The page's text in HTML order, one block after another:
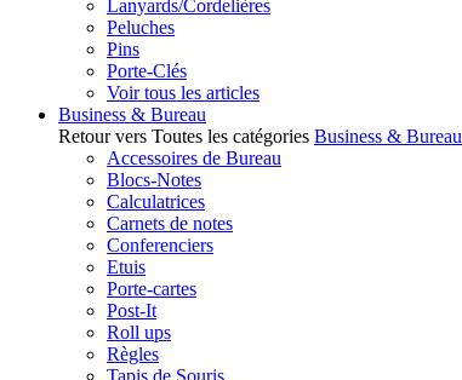
Lanyards/Cordelières
Peluches
Pins
Porte-Clés
Voir tous les articles
Business & Bureau
Retour vers Toutes les catégories Business & Bureau
Accessoires de Bureau
Blocs-Notes
Calculatrices
Carnets de notes
Conferenciers
Etuis
Porte-cartes
Post-It
Roll ups
Règles
Tapis de Souris